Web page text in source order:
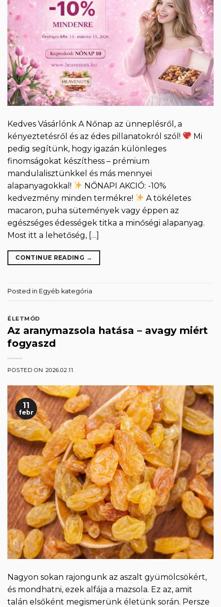
Kedves Vásárlónk A Nőnap az ünneplésről, a
kényeztetésről és az édes pillanatokról szól!
Mi
pedig segítünk, hogy igazán különleges
finomságokat készíthess – prémium
mandulalisztünkkel és más mennyei
alapanyagokkal!
NŐNAPI AKCIÓ: -10%
kedvezmény minden termékre!
A tökéletes
macaron, puha sütemények vagy éppen az
egészséges édességek titka a minőségi alapanyag.
Most itt a lehetőség, […]
CONTINUE READING →
Posted in Egyéb kategória
ÉLETMÓD
Az aranymazsola hatása – avagy miért
fogyaszd
POSTED ON 2026.02.11.
11
febr
Nagyon sokan rajongunk az aszalt gyümölcsökért,
és mondhatni, ezek alfája a mazsola. Ez az, amit
talán elsőként megismerünk életünk során. Persze